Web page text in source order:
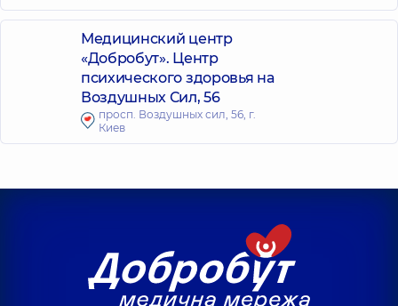
Медицинский центр
«Добробут». Центр
психического здоровья на
Воздушных Сил, 56
просп. Воздушных сил, 56, г.
Киев